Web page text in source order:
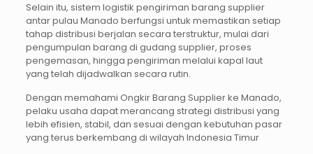
Selain itu, sistem logistik pengiriman barang supplier
antar pulau Manado berfungsi untuk memastikan setiap
tahap distribusi berjalan secara terstruktur, mulai dari
pengumpulan barang di gudang supplier, proses
pengemasan, hingga pengiriman melalui kapal laut
yang telah dijadwalkan secara rutin.
Dengan memahami Ongkir Barang Supplier ke Manado,
pelaku usaha dapat merancang strategi distribusi yang
lebih efisien, stabil, dan sesuai dengan kebutuhan pasar
yang terus berkembang di wilayah Indonesia Timur